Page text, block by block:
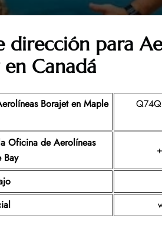
dirección para
Canadá
Borajet en Maple
Oficina de Aerolíneas
Bay